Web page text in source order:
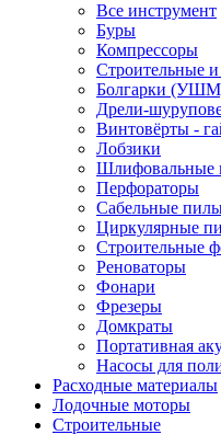
Все инструмент
Буры
Компрессоры
Строительные
Болгарки
Дрели-
Винтовёрты -
Лобзики
Перфораторы
Сабельные
Циркулярные
Строительные
Реноваторы
Фонари
Фрезеры
Домкраты
Портативная
Насосы для
Расходные материалы
Лодочные моторы
Строительные